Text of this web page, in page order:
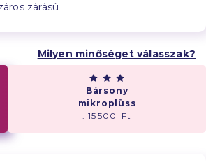
zárású
Milyen minőséget válasszak?
Bársony
mikroplüss
. 15 500 Ft